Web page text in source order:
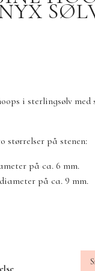
i sterlingsølv med
størrelser på stenen:
på ca. 6 mm.
på ca. 9 mm.